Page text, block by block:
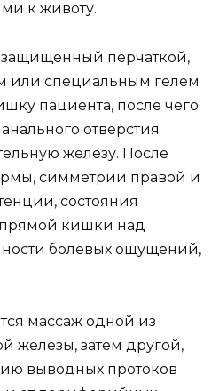
к животу.
защищённый перчаткой,
или специальным гелем
пациента, после чего
отверстия
железу. После
симметрии правой и
состояния
кишки над
болевых ощущений,
массаж одной из
железы, затем другой,
выводных протоков